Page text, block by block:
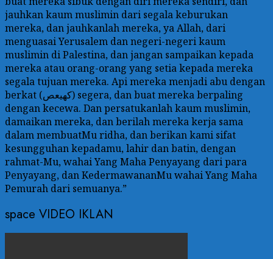
jauhkan kaum muslimin dari segala keburukan
mereka, dan jauhkanlah mereka, ya Allah, dari
menguasai Yerusalem dan negeri-negeri kaum
muslimin di Palestina, dan jangan sampaikan kepada
mereka atau orang-orang yang setia kepada mereka
segala tujuan mereka. Api mereka menjadi abu dengan
berkat (كهيعص) segera, dan buat mereka berpaling
dengan kecewa. Dan persatukanlah kaum muslimin,
damaikan mereka, dan berilah mereka kerja sama
dalam membuatMu ridha, dan berikan kami sifat
kesungguhan kepadamu, lahir dan batin, dengan
rahmat-Mu, wahai Yang Maha Penyayang dari para
Penyayang, dan KedermawananMu wahai Yang Maha
Pemurah dari semuanya.”
space VIDEO IKLAN